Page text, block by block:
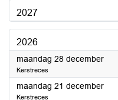
2027
2026
maandag 28 december2026
Kerstreces
maandag 21 december2026
Kerstreces